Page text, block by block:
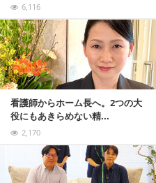
6,116
看護師からホーム長へ。2つの大
役にもあきらめない精...
2,170